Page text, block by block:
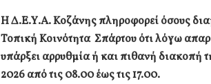
Η Δ.Ε.Υ.Α. Κοζάνης πληροφορεί όσους
Τοπική Κοινότητα Σπάρτου ότι λόγω
υπάρξει αρρυθμία ή και πιθανή διακοπή
2026 από τις 08.00 έως τις 17.00.